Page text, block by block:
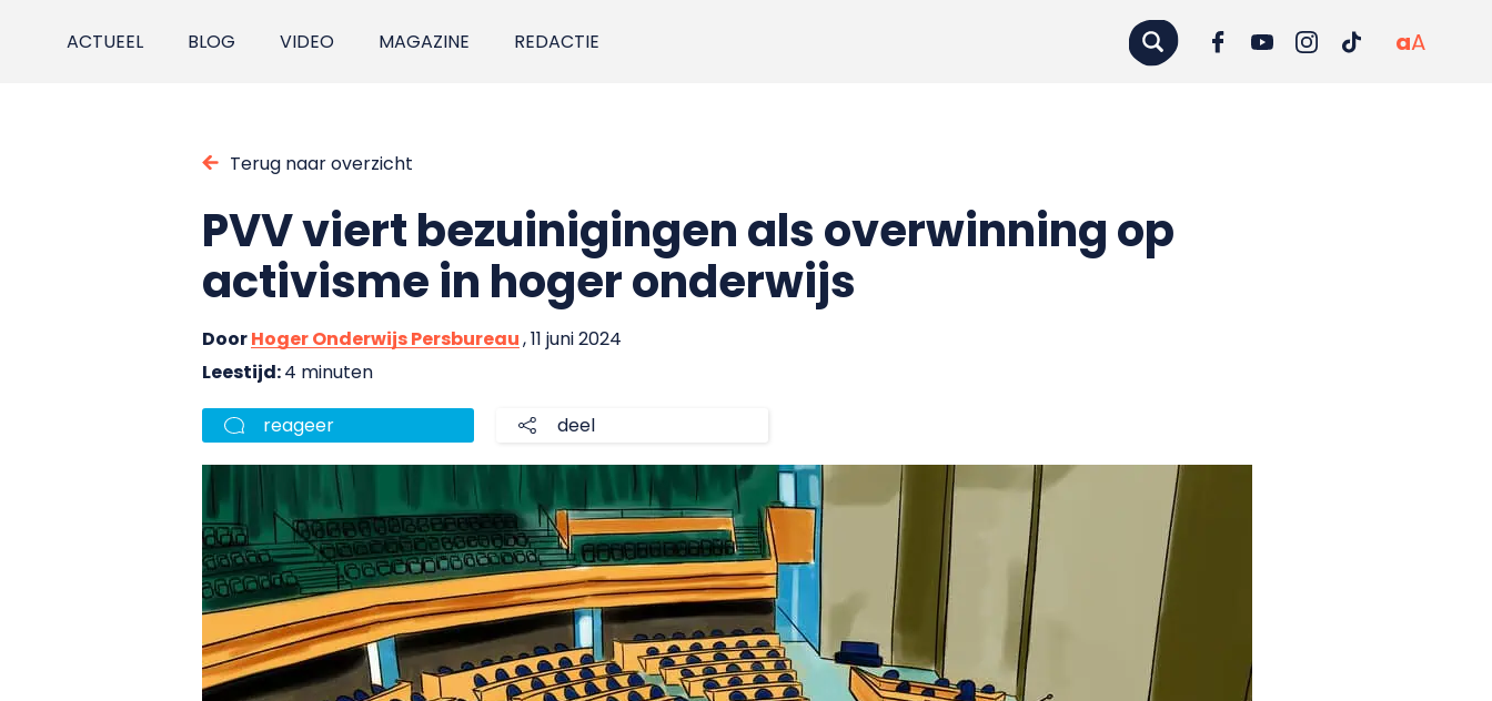
ACTUEEL BLOG VIDEO MAGAZINE REDACTIE aA
Terug naar overzicht
PVV viert bezuinigingen als overwinning op
activisme in hoger onderwijs
DoorHoger Onderwijs Persbureau, 11 juni 2024
Leestijd:4 minuten
reageer deel